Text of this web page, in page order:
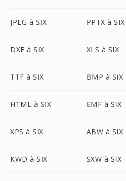
JPEG à SIX PPTX à SIX
DXF à SIX XLS à SIX
TTF à SIX BMP à SIX
HTML à SIX EMF à SIX
XPS à SIX ABW à SIX
KWD à SIX SXW à SIX